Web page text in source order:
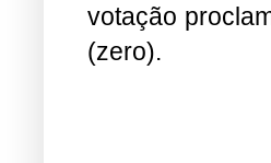
votação
(zero).